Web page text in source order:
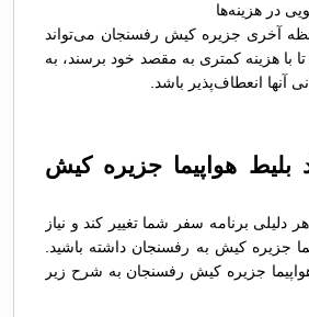
در هزینه‌ها
آخری جزیره کیش رفسنجان می‌تواند
با هزینه کمتری به مقصد خود برسند، به
آنها انعطاف‌پذیر باشد.
بلیط هواپیما جزیره کیش
برنامه سفر شما تغییر کند و نیاز
جزیره کیش به رفسنجان داشته باشید.
هواپیما جزیره کیش رفسنجان به شرح زیر